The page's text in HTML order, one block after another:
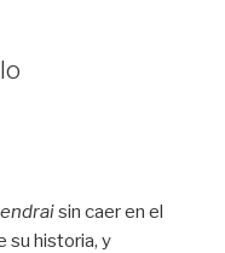
sin caer en el
su historia, y